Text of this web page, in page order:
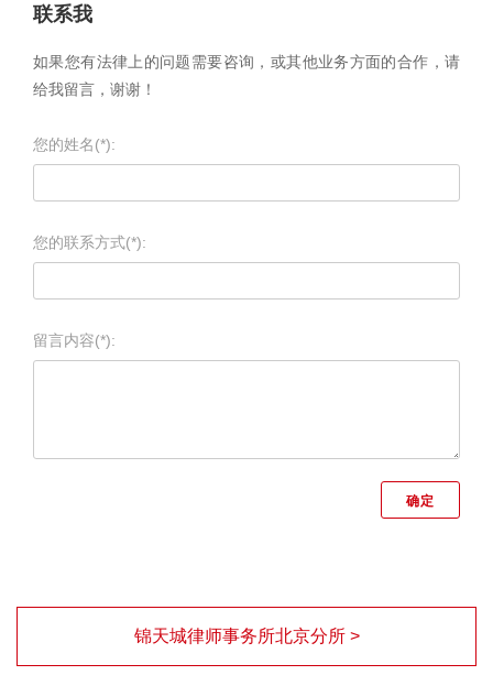
联系我
如果您有法律上的问题需要咨询，或其他业务方面的合作，请
给我留言，谢谢！
您的姓名(*):
您的联系方式(*):
留言内容(*):
锦天城律师事务所北京分所 >